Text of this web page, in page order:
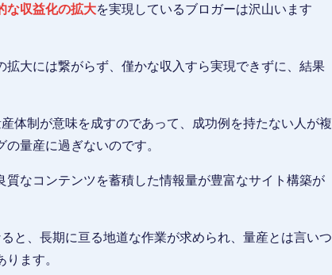
な収益化の拡大を実現しているブロガーは沢山います
大には繋がらず、僅かな収入すら実現できずに、結果
体制が意味を成すのであって、成功例を持たない人が複
量産に過ぎないのです。
なコンテンツを蓄積した情報量が豊富なサイト構築が
と、長期に亘る地道な作業が求められ、量産とは言いつ
ます。